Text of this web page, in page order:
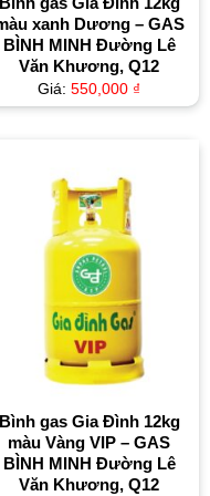
xanh Dương – GAS
BÌNH MINH Đường Lê
Văn Khương, Q12
Giá: 550,000 ₫
Bình gas Gia Đình 12kg
màu Vàng VIP – GAS
BÌNH MINH Đường Lê
Văn Khương, Q12